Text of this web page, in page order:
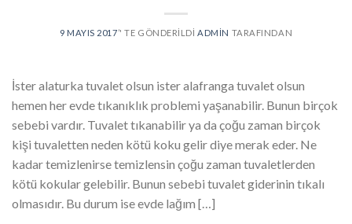
9 MAYIS 2017’' TE GÖNDERILDI ADMIN TARAFINDAN
İster alaturka tuvalet olsun ister alafranga tuvalet olsun
hemen her evde tıkanıklık problemi yaşanabilir. Bunun birçok
sebebi vardır. Tuvalet tıkanabilir ya da çoğu zaman birçok
kişi tuvaletten neden kötü koku gelir diye merak eder. Ne
kadar temizlenirse temizlensin çoğu zaman tuvaletlerden
kötü kokular gelebilir. Bunun sebebi tuvalet giderinin tıkalı
olmasıdır. Bu durum ise evde lağım […]